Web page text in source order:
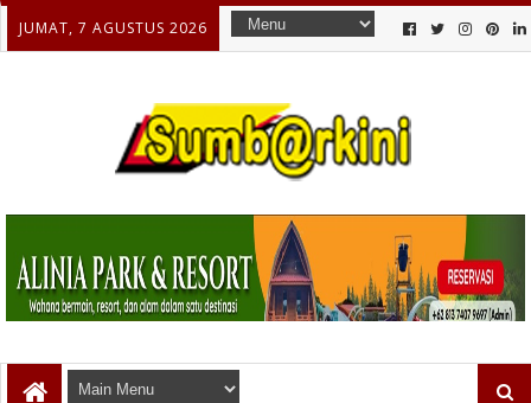
JUMAT, 7 AGUSTUS 2026